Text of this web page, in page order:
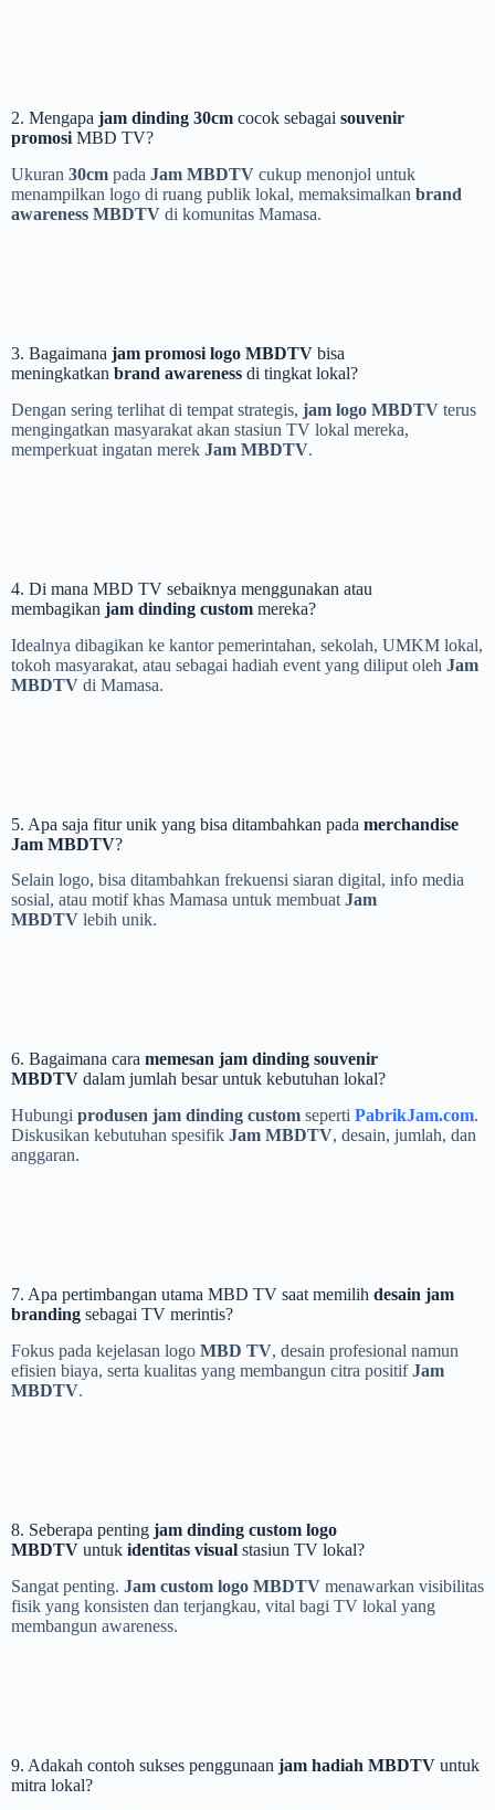
2. Mengapa jam dinding 30cm cocok sebagai souvenir
promosi MBD TV?
Ukuran 30cm pada Jam MBDTV cukup menonjol untuk
menampilkan logo di ruang publik lokal, memaksimalkan brand
awareness MBDTV di komunitas Mamasa.
3. Bagaimana jam promosi logo MBDTV bisa
meningkatkan brand awareness di tingkat lokal?
Dengan sering terlihat di tempat strategis, jam logo MBDTV terus
mengingatkan masyarakat akan stasiun TV lokal mereka,
memperkuat ingatan merek Jam MBDTV.
4. Di mana MBD TV sebaiknya menggunakan atau
membagikan jam dinding custom mereka?
Idealnya dibagikan ke kantor pemerintahan, sekolah, UMKM lokal,
tokoh masyarakat, atau sebagai hadiah event yang diliput oleh Jam
MBDTV di Mamasa.
5. Apa saja fitur unik yang bisa ditambahkan pada merchandise
Jam MBDTV?
Selain logo, bisa ditambahkan frekuensi siaran digital, info media
sosial, atau motif khas Mamasa untuk membuat Jam
MBDTV lebih unik.
6. Bagaimana cara memesan jam dinding souvenir
MBDTV dalam jumlah besar untuk kebutuhan lokal?
Hubungi produsen jam dinding custom seperti PabrikJam.com.
Diskusikan kebutuhan spesifik Jam MBDTV, desain, jumlah, dan
anggaran.
7. Apa pertimbangan utama MBD TV saat memilih desain jam
branding sebagai TV merintis?
Fokus pada kejelasan logo MBD TV, desain profesional namun
efisien biaya, serta kualitas yang membangun citra positifJam
MBDTV.
8. Seberapa penting jam dinding custom logo
MBDTV untuk identitas visual stasiun TV lokal?
Sangat penting. Jam custom logo MBDTV menawarkan visibilitas
fisik yang konsisten dan terjangkau, vital bagi TV lokal yang
membangun awareness.
9. Adakah contoh sukses penggunaan jam hadiah MBDTV untuk
mitra lokal?